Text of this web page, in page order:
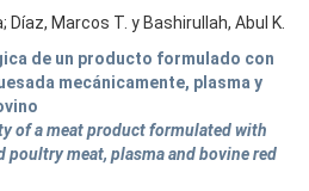
Díaz, Marcos T. y Bashirullah, Abul K.
de un producto formulado con
mecánicamente, plasma y
of a meat product formulated with
poultry meat, plasma and bovine red